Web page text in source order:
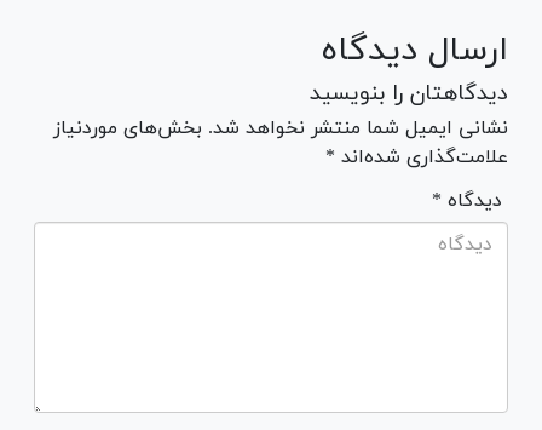
ارسال دیدگاه
دیدگاهتان را بنویسید
نشانی ایمیل شما منتشر نخواهد شد. بخش‌های موردنیاز
علامت‌گذاری شده‌اند *
* دیدگاه